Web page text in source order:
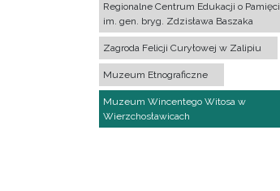
Regionalne Centrum Edukacji o Pamięci
im. gen. bryg. Zdzisława Baszaka
Zagroda Felicji Curyłowej w Zalipiu
Muzeum Etnograficzne
Muzeum Wincentego Witosa w
Wierzchosławicach